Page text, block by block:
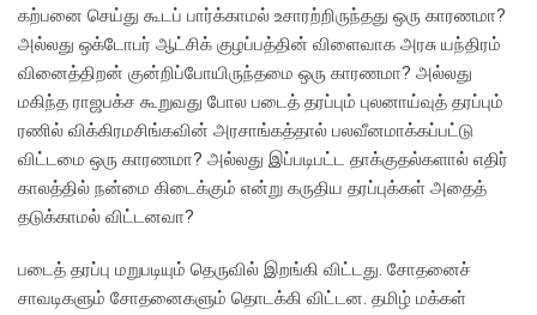
கற்பனை செய்து கூடப் பார்க்காமல் உசாரற்றிருந்தது ஒரு காரணமா?
அல்லது ஒக்டோபர் ஆட்சிக் குழப்பத்தின் விளைவாக அரசு யந்திரம்
வினைத்திறன் குன்றிப்போயிருந்தமை ஒரு காரணமா? அல்லது
மகிந்த ராஜபக்ச கூறுவது போல படைத் தரப்பும் புலனாய்வுத் தரப்பும்
ரணில் விக்கிரமசிங்கவின் அரசாங்கத்தால் பலவீனமாக்கப்பட்டு
விட்டமை ஒரு காரணமா? அல்லது இப்படிபட்ட தாக்குதல்களால் எதிர்
காலத்தில் நன்மை கிடைக்கும் என்று கருதிய தரப்புக்கள் அதைத்
தடுக்காமல் விட்டனவா?
படைத் தரப்பு மறுபடியும் தெருவில் இறங்கி விட்டது. சோதனைச்
சாவடிகளும் சோதனைகளும் தொடக்கி விட்டன. தமிழ் மக்கள்